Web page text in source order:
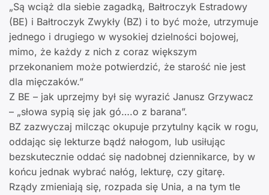
„Są wciąż dla siebie zagadką, Bałtroczyk Estradowy
(BE) i Bałtroczyk Zwykły (BZ) i to być może, utrzymuje
jednego i drugiego w wysokiej dzielności bojowej,
mimo, że każdy z nich z coraz większym
przekonaniem może potwierdzić, że starość nie jest
dla mięczaków.”
Z BE – jak uprzejmy był się wyrazić Janusz Grzywacz
– „słowa sypią się jak gó….o z barana”.
BZ zazwyczaj milcząc okupuje przytulny kącik w rogu,
oddając się lekturze bądź nałogom, lub usiłując
bezskutecznie oddać się nadobnej dziennikarce, by w
końcu jednak wybrać nałóg, lekturę, czy gitarę.
Rządy zmieniają się, rozpada się Unia, a na tym tle